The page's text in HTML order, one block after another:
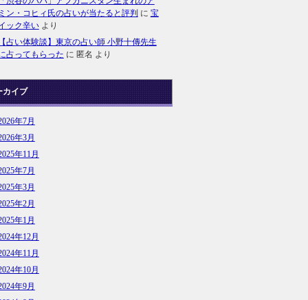
ン・コヒィ氏の占いが当たると評判 に 宝
ック辛いより
占い体験談】東京の占い師 小野十傳先生
占ってもらった に 匿名 より
カイブ
年7月
年3月
年11月
年7月
年3月
年2月
年1月
年12月
年11月
年10月
年9月